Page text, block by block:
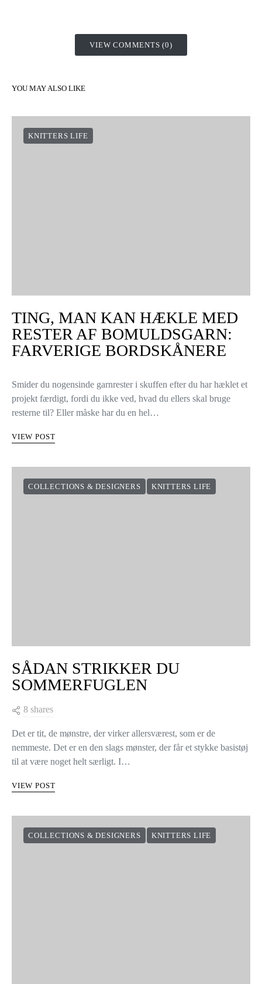
VIEW COMMENTS (0)
YOU MAY ALSO LIKE
KNITTERS LIFE
TING, MAN KAN HÆKLE MED
RESTER AF BOMULDSGARN:
FARVERIGE BORDSKÅNERE
Smider du nogensinde garnrester i skuffen efter du har hæklet et
projekt færdigt, fordi du ikke ved, hvad du ellers skal bruge
resterne til? Eller måske har du en hel…
VIEW POST
COLLECTIONS & DESIGNERS KNITTERS LIFE
SÅDAN STRIKKER DU
SOMMERFUGLEN
8 shares
Det er tit, de mønstre, der virker allersværest, som er de
nemmeste. Det er en den slags mønster, der får et stykke basistøj
til at være noget helt særligt. I…
VIEW POST
COLLECTIONS & DESIGNERS KNITTERS LIFE